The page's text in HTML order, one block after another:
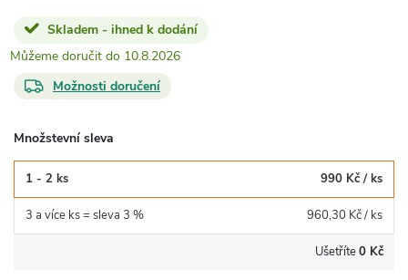
Skladem - ihned k dodání
10.8.2026
Možnosti doručení
Množstevní sleva
1 - 2 ks 990 Kč / ks
3 a více ks = sleva 3 % 960,30 Kč/ ks
Ušetříte0 Kč